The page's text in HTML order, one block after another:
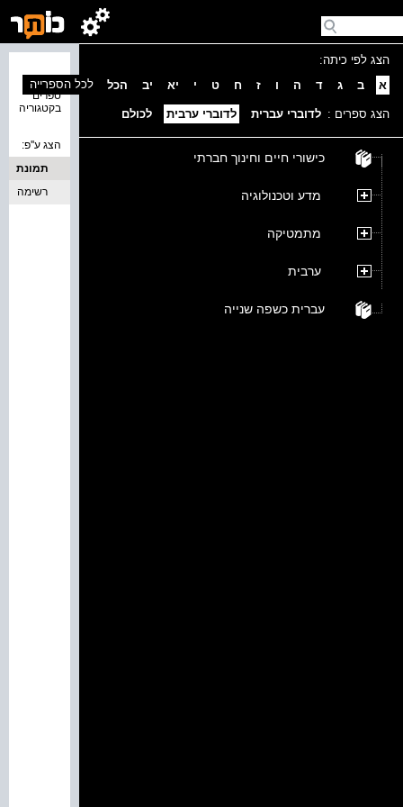
הצג לפי כיתה:
א
ב ג ד ה ו ז ח ט י יא יב הכל
הצג ספרים : לדוברי עברית לדוברי ערבית לכולם
כישורי חיים וחינוך חברתי
מדע וטכנולוגיה
מתמטיקה
ערבית
עברית כשפה שנייה
ספרים
בקטגוריה
לכל הספרייה
הצג ע''פ:
תמונת
כריכה
רשימה